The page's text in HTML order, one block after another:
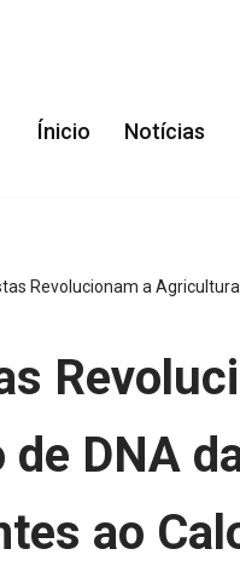
Ínicio Notícias
Revolucionam a
de DNA
ao